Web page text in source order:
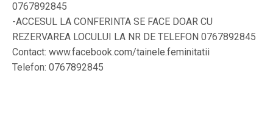
0767892845
-ACCESUL LA CONFERINTA SE FACE DOAR CU
REZERVAREA LOCULUI LA NR DE TELEFON 0767892845
Contact: www.facebook.com/tainele.feminitatii
Telefon: 0767892845